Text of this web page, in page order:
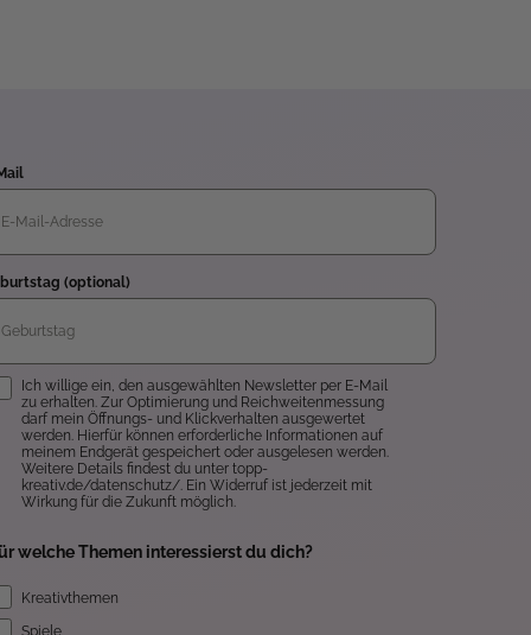
(optional)
Ich willige ein, den ausgewählten Newsletter per E-Mail
zu erhalten. Zur Optimierung und Reichweitenmessung
darf mein Öffnungs- und Klickverhalten ausgewertet
werden. Hierfür können erforderliche Informationen auf
meinem Endgerät gespeichert oder ausgelesen werden.
Weitere Details findest du unter topp-
kreativ.de/datenschutz/. Ein Widerruf ist jederzeit mit
Wirkung für die Zukunft möglich.
welche Themen interessierst du dich?
Kreativthemen